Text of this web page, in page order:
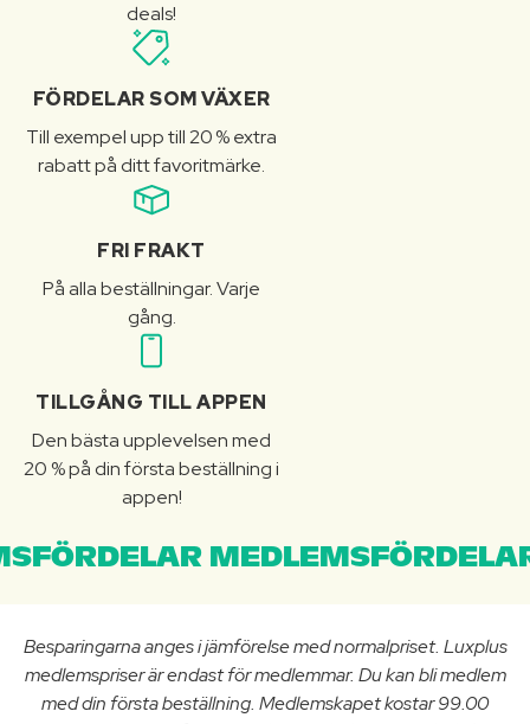
deals!
FÖRDELAR SOM VÄXER
Till exempel upp till 20 % extra
rabatt på ditt favoritmärke.
FRI FRAKT
På alla beställningar. Varje
gång.
TILLGÅNG TILL APPEN
Den bästa upplevelsen med
20 % på din första beställning i
appen!
Besparingarna anges i jämförelse med normalpriset. Luxplus
medlemspriser är endast för medlemmar. Du kan bli medlem
med din första beställning. Medlemskapet kostar 99.00